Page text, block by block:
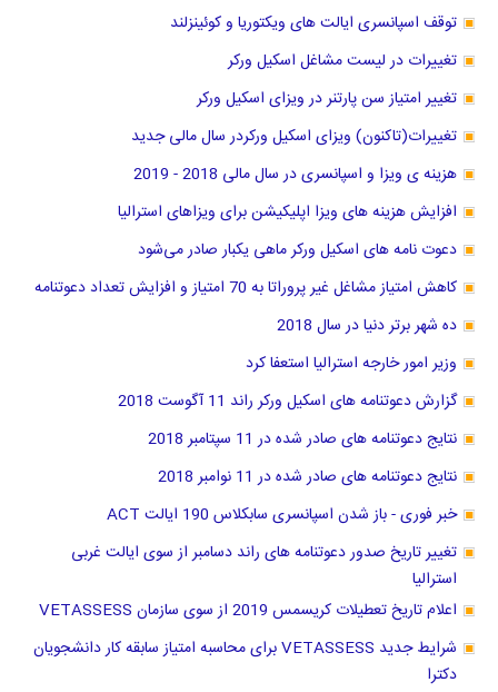
توقف اسپانسری ایالت های ویکتوریا و کوئینزلند
تغییرات در لیست مشاغل اسکیل ورکر
تغییر امتیاز سن پارتنر در ویزای اسکیل ورکر
تغییرات(تاکنون) ویزای اسکیل ورکردر سال مالی جدید
هزینه ی ویزا و اسپانسری در سال مالی 2018 - 2019
افزایش هزینه های ویزا اپلیکیشن برای ویزاهای استرالیا
دعوت نامه های اسکیل ورکر ماهی یکبار صادر می‌شود
کاهش امتیاز مشاغل غیر پروراتا به 70 امتیاز و افزایش تعداد دعوتنامه
ده شهر برتر دنیا در سال 2018
وزیر امور خارجه استرالیا استعفا کرد
گزارش دعوتنامه های اسکیل ورکر راند 11 آگوست 2018
نتایج دعوتنامه های صادر شده در 11 سپتامبر 2018
نتایج دعوتنامه های صادر شده در 11 نوامبر 2018
خبر فوری - باز شدن اسپانسری سابکلاس 190 ایالت ACT
تغییر تاریخ صدور دعوتنامه های راند دسامبر از سوی ایالت غربی
استرالیا
اعلام تاریخ تعطیلات کریسمس 2019 از سوی سازمان VETASSESS
شرایط جدید VETASSESS برای محاسبه امتیاز سابقه کار دانشجویان
دکترا